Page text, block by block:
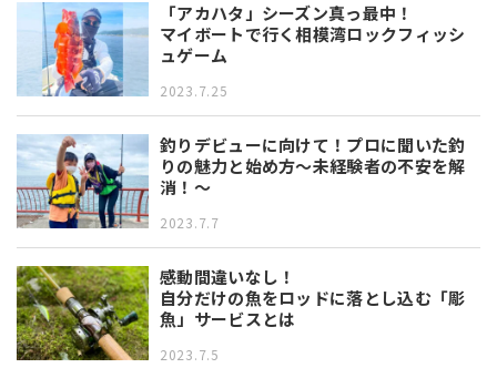
「アカハタ」シーズン真っ最中！
マイボートで行く相模湾ロックフィッシ
ュゲーム
2023.7.25
釣りデビューに向けて！プロに聞いた釣
りの魅力と始め方～未経験者の不安を解
消！～
2023.7.7
感動間違いなし！
自分だけの魚をロッドに落とし込む「彫
魚」サービスとは
2023.7.5